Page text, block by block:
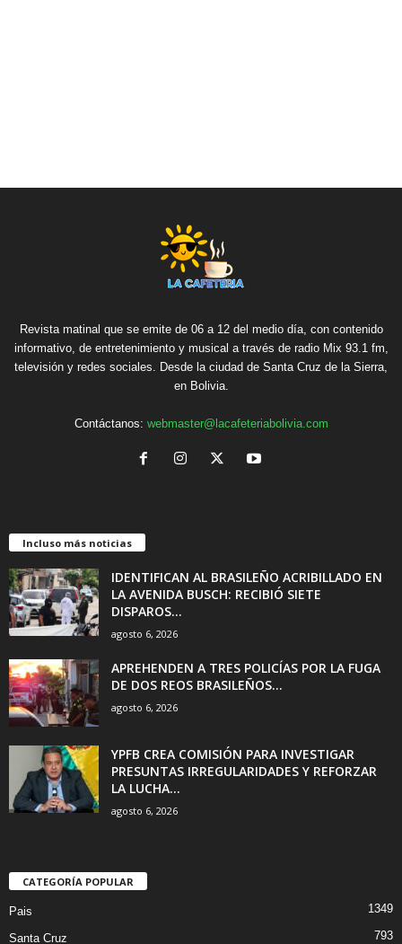
Revista matinal que se emite de 06 a 12 del medio día, con contenido
informativo, de entretenimiento y musical a través de radio Mix 93.1 fm,
televisión y redes sociales. Desde la ciudad de Santa Cruz de la Sierra,
en Bolivia.
Contáctanos: webmaster@lacafeteriabolivia.com
Incluso más noticias
IDENTIFICAN AL BRASILEÑO ACRIBILLADO EN
LA AVENIDA BUSCH: RECIBIÓ SIETE
DISPAROS...
agosto 6, 2026
APREHENDEN A TRES POLICÍAS POR LA FUGA
DE DOS REOS BRASILEÑOS...
agosto 6, 2026
YPFB CREA COMISIÓN PARA INVESTIGAR
PRESUNTAS IRREGULARIDADES Y REFORZAR
LA LUCHA...
agosto 6, 2026
CATEGORÍA POPULAR
Pais 1349
Santa Cruz 793